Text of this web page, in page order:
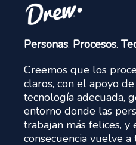
Personas. Procesos.
Creemos que los
claros, con el apoyo
tecnología adecuada,
entorno donde las
trabajan más felices, y
consecuencia vuelve a